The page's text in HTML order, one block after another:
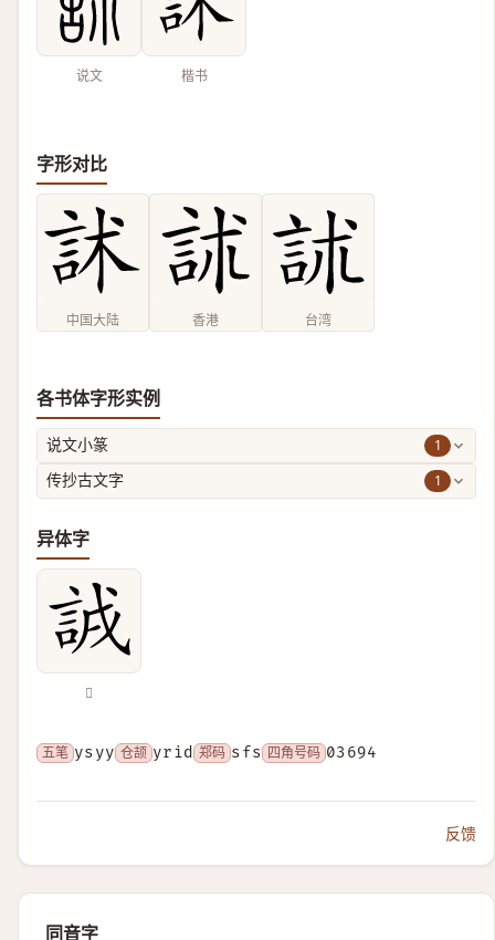
说文 楷书
字形对比
中国大陆 香港 台湾
各书体字形实例
说文小篆 1
传抄古文字 1
异体字
𧧐
五笔 ysyy 仓颉 yrid 郑码 sfs 四角号码 03694
反馈
同音字